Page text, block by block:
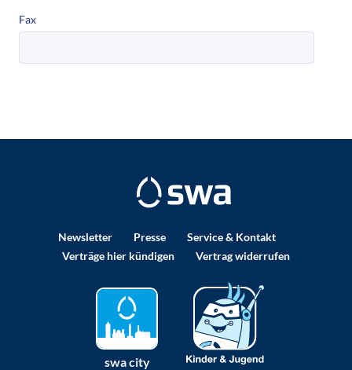
Fax
NICHT
Newsletter Presse
Service & Kontakt
Verträge hier kündigen
Vertrag widerrufen
swa city